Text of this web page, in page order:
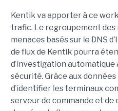
Kentik va apporter à ce
trafic. Le regroupement
menaces basés sur le DNS
de flux de Kentik pourra
d’investigation automatique
sécurité. Grâce aux
d’identifier les terminaux
serveur de commande et de